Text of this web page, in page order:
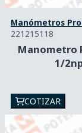
Manómetros
221215118
Manometro
1/
COTIZAR